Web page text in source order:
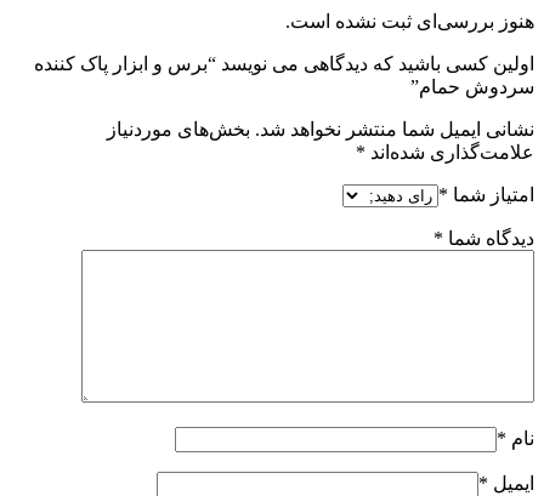
هنوز بررسی‌ای ثبت نشده است.
اولین کسی باشید که دیدگاهی می نویسد “برس و ابزار پاک کننده
سردوش حمام”
نشانی ایمیل شما منتشر نخواهد شد. بخش‌های موردنیاز
علامت‌گذاری شده‌اند *
امتیاز شما *
دیدگاه شما *
نام *
ایمیل *